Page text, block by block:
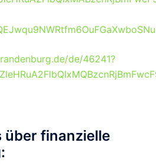
de/46241?
über finanzielle